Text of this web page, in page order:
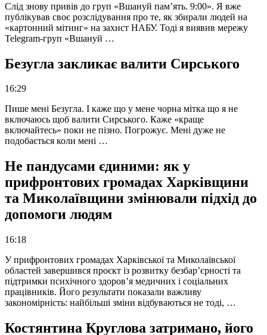
Слід знову привів до груп «Вшануй пам’ять. 9:00». Я вже
публікував своє розслідування про те, як збирали людей на
«картонний мітинг» на захист НАБУ. Тоді я виявив мережу
Telegram-груп «Вшануй …
Безугла закликає валити Сирського
16:29
Пише мені Безугла. І каже що у мене чорна мітка що я не
включаюсь щоб валити Сирського. Каже «краще
включайтесь» поки не пізно. Погрожує. Мені дуже не
подобається коли мені …
Не пандусами єдиними: як у
прифронтових громадах Харківщини
та Миколаївщини змінювали підхід до
допомоги людям
16:18
У прифронтових громадах Харківської та Миколаївської
областей завершився проєкт із розвитку безбар’єрності та
підтримки психічного здоров’я медичних і соціальних
працівників. Його результати показали важливу
закономірність: найбільші зміни відбуваються не тоді, …
Костянтина Круглова затримано, його